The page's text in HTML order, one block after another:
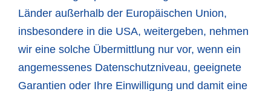
Länder außerhalb der Europäischen Union,
insbesondere in die USA, weitergeben, nehmen
wir eine solche Übermittlung nur vor, wenn ein
angemessenes Datenschutzniveau, geeignete
Garantien oder Ihre Einwilligung und damit eine